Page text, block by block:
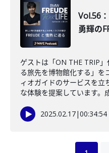
Vol.56
勇輝の
ゲストは「ON THE TRIP
る旅先を博物館化する」を
ィオガイドのサービスを立
な体験を提案しています。
2025.02.17|00:34:54